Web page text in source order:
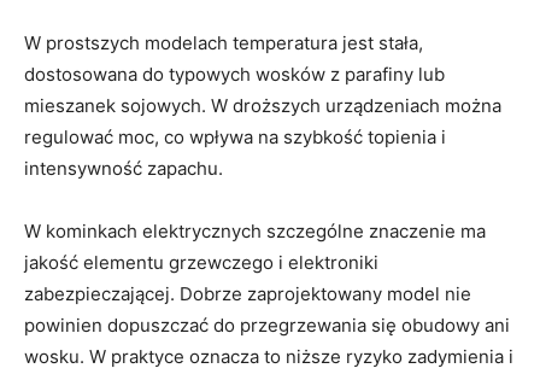
W prostszych modelach temperatura jest stała,
dostosowana do typowych wosków z parafiny lub
mieszanek sojowych. W droższych urządzeniach można
regulować moc, co wpływa na szybkość topienia i
intensywność zapachu.
W kominkach elektrycznych szczególne znaczenie ma
jakość elementu grzewczego i elektroniki
zabezpieczającej. Dobrze zaprojektowany model nie
powinien dopuszczać do przegrzewania się obudowy ani
wosku. W praktyce oznacza to niższe ryzyko zadymienia i